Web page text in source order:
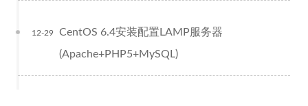
CentOS 6.4安装配置LAMP服务器
(Apache+PHP5+MySQL)
12-29